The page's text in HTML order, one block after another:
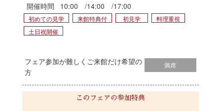
開催時間 10:00 /14:00 /17:00
初めての見学 来館特典付 初見学
料理重視
土日祝開催
フェア参加が難しくご来館だけ希望の
方
満席
このフェアの参加特典